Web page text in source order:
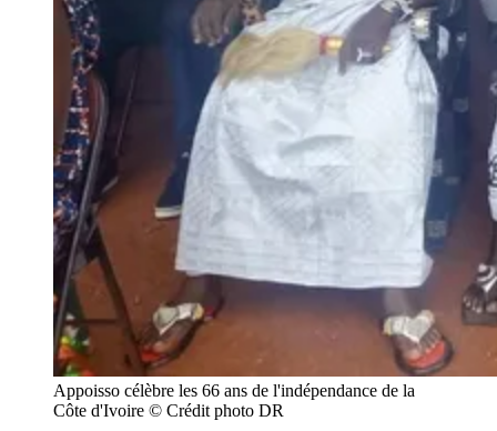
Appoisso célèbre les 66 ans de l'indépendance de la
Côte d'Ivoire © Crédit photo DR